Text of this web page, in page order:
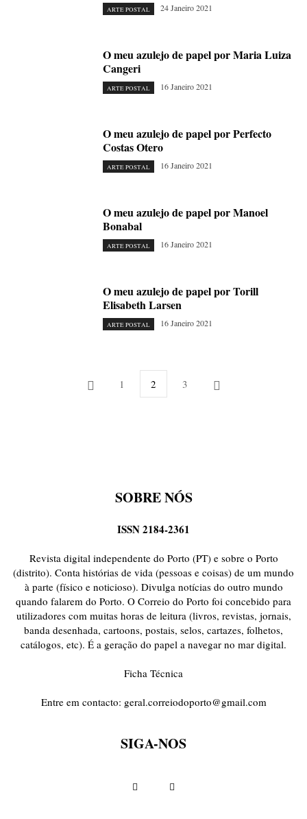
ARTE POSTAL 24 Janeiro 2021
O meu azulejo de papel por Maria Luiza
Cangeri
ARTE POSTAL 16 Janeiro 2021
O meu azulejo de papel por Perfecto
Costas Otero
ARTE POSTAL 16 Janeiro 2021
O meu azulejo de papel por Manoel
Bonabal
ARTE POSTAL 16 Janeiro 2021
O meu azulejo de papel por Torill
Elisabeth Larsen
ARTE POSTAL 16 Janeiro 2021
1 2 3
SOBRE NÓS
ISSN 2184-2361
Revista digital independente do Porto (PT) e sobre o Porto
(distrito). Conta histórias de vida (pessoas e coisas) de um mundo
à parte (físico e noticioso). Divulga notícias do outro mundo
quando falarem do Porto. O Correio do Porto foi concebido para
utilizadores com muitas horas de leitura (livros, revistas, jornais,
banda desenhada, cartoons, postais, selos, cartazes, folhetos,
catálogos, etc). É a geração do papel a navegar no mar digital.
Ficha Técnica
Entre em contacto: geral.correiodoporto@gmail.com
SIGA-NOS